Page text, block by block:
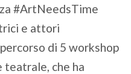
#ArtNeedsTime
e attori
di 5 workshop
che ha